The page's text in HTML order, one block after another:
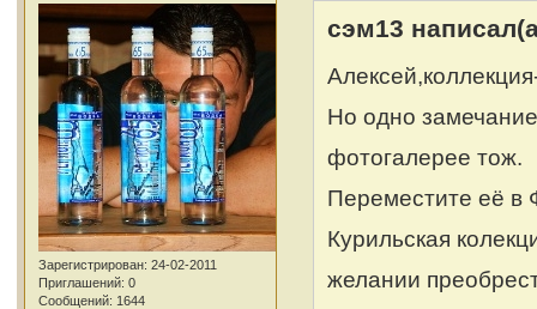
Зарегистрирован: 24-02-2011
Приглашений: 0
Сообщений: 1644
сэм13
Но одно
фотогалерее тож.
Переместите её
Курильская
желании